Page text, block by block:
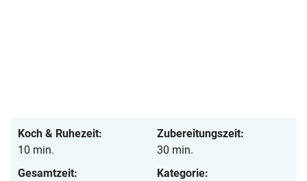
Koch & Ruhezeit:
10 min.
Zubereitungszeit:
30 min.
Gesamtzeit:
Kategorie: